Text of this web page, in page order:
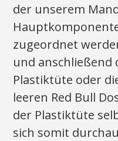
der unserem
zugeordnet
und anschließend
Plastiktüte oder
leeren Red Bull
der Plastiktüte
sich somit